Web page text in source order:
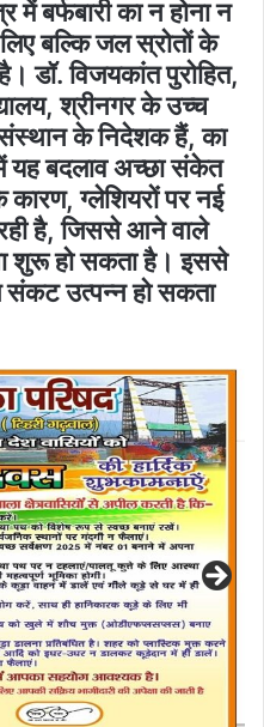
में बर्फबारी का न होना न
बल्कि जल स्रोतों के
डॉ. विजयकांत पुरोहित,
श्रीनगर के उच्च
के निदेशक हैं, का
यह बदलाव अच्छा संकेत
कारण, ग्लेशियरों पर नई
रही है, जिससे आने वाले
शुरू हो सकता है। इससे
उत्पन्न हो सकता